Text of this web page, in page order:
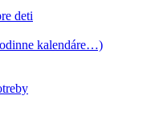
deti
kalendáre…)